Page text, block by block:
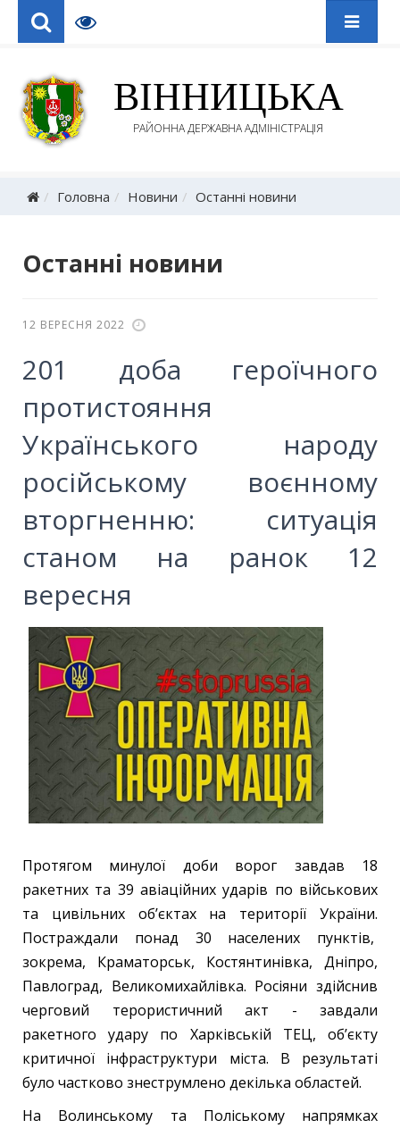
ВІННИЦЬКА
РАЙОННА ДЕРЖАВНА АДМІНІСТРАЦІЯ
Головна Новини Останні новини
Останні новини
12 ВЕРЕСНЯ 2022
201 доба героїчного
протистояння
Українського народу
російському воєнному
вторгненню: ситуація
станом на ранок 12
вересня
Протягом минулої доби ворог завдав 18
ракетних та 39 авіаційних ударів по військових
та цивільних об’єктах на території України.
Постраждали понад 30 населених пунктів,
зокрема, Краматорськ, Костянтинівка, Дніпро,
Павлоград, Великомихайлівка. Росіяни здійснив
черговий терористичний акт - завдали
ракетного удару по Харківській ТЕЦ, об’єкту
критичної інфраструктури міста. В результаті
було частково знеструмлено декілька областей.
На Волинському та Поліському напрямках